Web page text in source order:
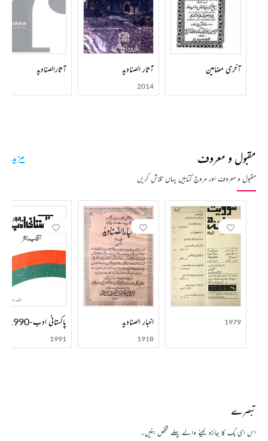
عمارتوں کے حوالے سے ایک قیمتی دستاویز ہے تو ’اسباب بغاوت ہند‘ میں غدر کے احوال درج ہیں۔
اس کتاب کے ذریعہ انہوں نے انگریزوں کی بدگمانی دور کرنے کی کوشش کی ہے۔’خطبات احمدیہ‘ میں
اس عیسائی مصنف کا جواب ہے جس نے اسلام کی شبیہ مسخ کرنے کی کوشش کی تھی۔ ’ تفسیر القرآن‘
سرسید کی متنازعہ کتاب ہے جس میں انہوں نے قرآن کی عقلی تفسیر کی اور معجزات سے انکار کیا۔ سرسید
کے سفرنامے اور مقالات بھی کتابی شکل میں منظر عام پر آ چکے ہیں۔
یونیورسٹی علی گڑھ کی جامع مسجد کے احاطے میں مدفون ہیں۔
آخری مضامین آثار الصناديد
2014
آثارالصنادید
مقبول و معروف
مقبول و معروف اور مروج کتابیں یہاں تلاش کریں
مزید
1979 اخبار الصنادید
1918
پاکستانی ادب-1990
1991
تبصرے
اس ای بک کا جائزہ لینے والے پہلے شخص بنیں۔